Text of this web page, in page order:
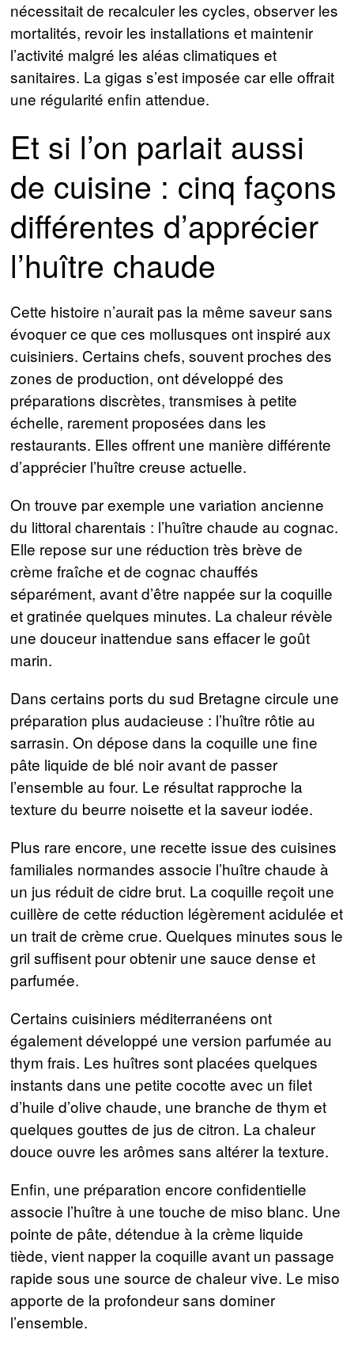
nécessitait de recalculer les cycles, observer les
mortalités, revoir les installations et maintenir
l’activité malgré les aléas climatiques et
sanitaires. La gigas s’est imposée car elle offrait
une régularité enfin attendue.
Et si l’on parlait aussi
de cuisine : cinq façons
différentes d’apprécier
l’huître chaude
Cette histoire n’aurait pas la même saveur sans
évoquer ce que ces mollusques ont inspiré aux
cuisiniers. Certains chefs, souvent proches des
zones de production, ont développé des
préparations discrètes, transmises à petite
échelle, rarement proposées dans les
restaurants. Elles offrent une manière différente
d’apprécier l’huître creuse actuelle.
On trouve par exemple une variation ancienne
du littoral charentais : l’huître chaude au cognac.
Elle repose sur une réduction très brève de
crème fraîche et de cognac chauffés
séparément, avant d’être nappée sur la coquille
et gratinée quelques minutes. La chaleur révèle
une douceur inattendue sans effacer le goût
marin.
Dans certains ports du sud Bretagne circule une
préparation plus audacieuse : l’huître rôtie au
sarrasin. On dépose dans la coquille une fine
pâte liquide de blé noir avant de passer
l’ensemble au four. Le résultat rapproche la
texture du beurre noisette et la saveur iodée.
Plus rare encore, une recette issue des cuisines
familiales normandes associe l’huître chaude à
un jus réduit de cidre brut. La coquille reçoit une
cuillère de cette réduction légèrement acidulée et
un trait de crème crue. Quelques minutes sous le
gril suffisent pour obtenir une sauce dense et
parfumée.
Certains cuisiniers méditerranéens ont
également développé une version parfumée au
thym frais. Les huîtres sont placées quelques
instants dans une petite cocotte avec un filet
d’huile d’olive chaude, une branche de thym et
quelques gouttes de jus de citron. La chaleur
douce ouvre les arômes sans altérer la texture.
Enfin, une préparation encore confidentielle
associe l’huître à une touche de miso blanc. Une
pointe de pâte, détendue à la crème liquide
tiède, vient napper la coquille avant un passage
rapide sous une source de chaleur vive. Le miso
apporte de la profondeur sans dominer
l’ensemble.